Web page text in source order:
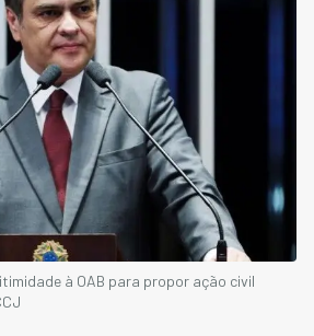
à OAB para propor ação civil